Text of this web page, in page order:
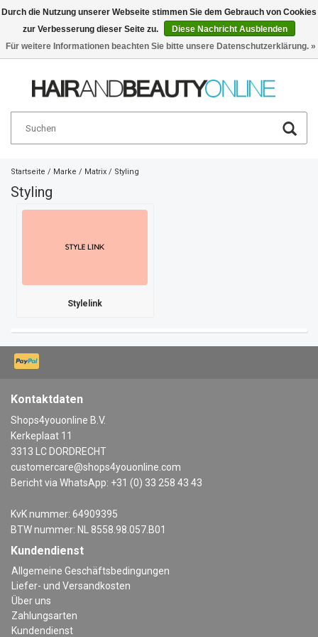
Deutsch €
Startseite / Marke / Matrix / Styling
Styling
Stylelink
Kontaktdaten
Shops4youonline B.V.
Kerkeplaat 11
3313 LC DORDRECHT
customercare@shops4youonline.com
Bericht via WhatsApp: +31 (0) 33 258 43 43
KvK nummer: 64909395
BTW nummer: NL 8558.98.057.B01
Kundendienst
Allgemeine Geschäftsbedingungen
Liefer- und Versandkosten
Über uns
Zahlungsarten
Kundendienst
Durch die Nutzung unserer Webseite stimmen Sie dem Gebrauch von Cookies
zur Verbesserung dieser Seite zu.
Diese Nachricht Ausblenden
Für weitere Informationen beachten Sie bitte unsere Datenschutzerklärung. »